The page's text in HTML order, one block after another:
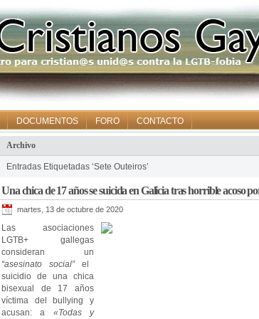
DOCUMENTOS FORO CONTACTO
Archivo
Entradas Etiquetadas ‘Sete Outeiros’
Una chica de 17 años se suicida en Galicia tras horrible acoso
martes, 13 de octubre de 2020
Las asociaciones
LGTB+ gallegas
consideran un
“asesinato social”el
suicidio de una chica
bisexual de 17 años
víctima del bullying y
acusan: a «Todas y